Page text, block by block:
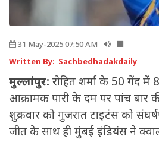
31 May-2025 07:50 AM
Written By: Sachbedhadakdaily
मुल्लांपुर: रोहित शर्मा के 50 गेंद
आक्रामक पारी के दम पर पांच
शुक्रवार को गुजरात टाइटंस को
जीत के साथ ही मुंबई इंडियंस ने